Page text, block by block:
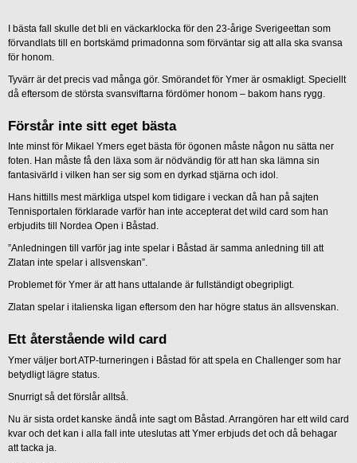
I bästa fall skulle det bli en väckarklocka för den 23-årige Sverigeettan som
förvandlats till en bortskämd primadonna som förväntar sig att alla ska svansa
för honom.
Tyvärr är det precis vad många gör. Smörandet för Ymer är osmakligt. Speciellt
då eftersom de största svansviftarna fördömer honom – bakom hans rygg.
Förstår inte sitt eget bästa
Inte minst för Mikael Ymers eget bästa för ögonen måste någon nu sätta ner
foten. Han måste få den läxa som är nödvändig för att han ska lämna sin
fantasivärld i vilken han ser sig som en dyrkad stjärna och idol.
Hans hittills mest märkliga utspel kom tidigare i veckan då han på sajten
Tennisportalen förklarade varför han inte accepterat det wild card som han
erbjudits till Nordea Open i Båstad.
”Anledningen till varför jag inte spelar i Båstad är samma anledning till att
Zlatan inte spelar i allsvenskan”.
Problemet för Ymer är att hans uttalande är fullständigt obegripligt.
Zlatan spelar i italienska ligan eftersom den har högre status än allsvenskan.
Ett återstående wild card
Ymer väljer bort ATP-turneringen i Båstad för att spela en Challenger som har
betydligt lägre status.
Snurrigt så det förslår alltså.
Nu är sista ordet kanske ändå inte sagt om Båstad. Arrangören har ett wild card
kvar och det kan i alla fall inte uteslutas att Ymer erbjuds det och då behagar
att tacka ja.